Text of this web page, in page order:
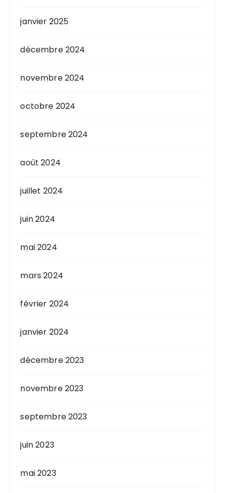
janvier 2025
décembre 2024
novembre 2024
octobre 2024
septembre 2024
août 2024
juillet 2024
juin 2024
mai 2024
mars 2024
février 2024
janvier 2024
décembre 2023
novembre 2023
septembre 2023
juin 2023
mai 2023